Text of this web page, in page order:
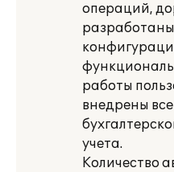
операций,
работы
внедрены
учета.
Количество